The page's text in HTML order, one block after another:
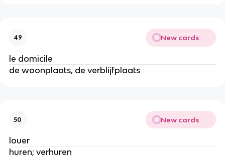
49 New cards
le domicile
de woonplaats, de verblijfplaats
50 New cards
louer
huren; verhuren